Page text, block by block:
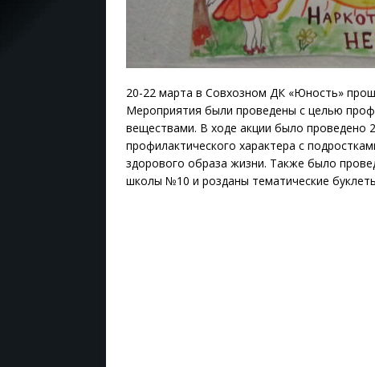
20-22 марта в Совхозном ДК «Юность»
Мероприятия были проведены с целью
веществами. В ходе акции было проведено
профилактического характера с
здорового образа жизни. Также было
школы №10 и розданы тематические